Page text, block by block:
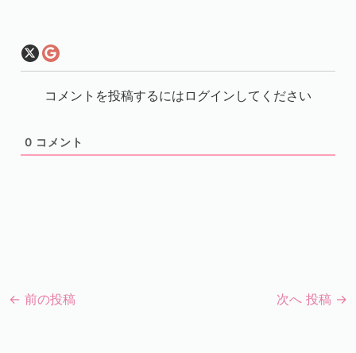
コメントを投稿するにはログインしてください
0 コメント
← 前の投稿 次へ 投稿 →